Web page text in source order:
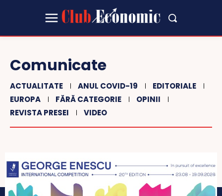
Comunicate
ACTUALITATE ANUL COVID-19
EDITORIALE
EUROPA
FĂRĂ CATEGORIE
OPINII
REVISTA PRESEI
VIDEO